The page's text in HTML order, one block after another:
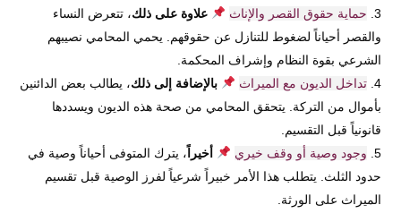
حماية حقوق القصر والإناث
علاوة على ذلك، تتعرض النساء
والقصر أحياناً لضغوط للتنازل عن حقوقهم. يحمي المحامي نصيبهم
الشرعي بقوة النظام وإشراف المحكمة.
تداخل الديون مع الميراث
بالإضافة إلى ذلك، يطالب بعض الدائنين
بأموال من التركة. يتحقق المحامي من صحة هذه الديون ويسددها
قانونياً قبل التقسيم.
وجود وصية أو وقف خيري
أخيراً ، يترك المتوفى أحياناً وصية في
حدود الثلث. يتطلب هذا الأمر خبيراً شرعياً لفرز الوصية قبل تقسيم
الميراث على الورثة.